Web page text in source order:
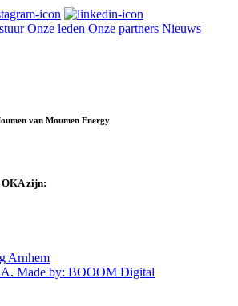
Onze leden Onze partners Nieuws
van Moumen Energy
zijn:
Arnhem
Made by: BOOOM Digital